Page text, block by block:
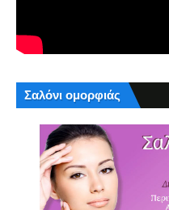
Σαλόνι ομορφιάς